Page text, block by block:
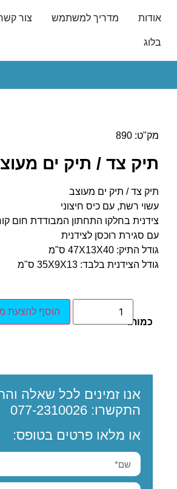
אודות מדריך למשתמש צור
בלוג
מק"ט: 890
תיק צד / תיק ים
תיק צד / תיק ים מעוצב
עשוי רשת, עם כיס חיצוני
צידנית בחלקו התחתון המבודדת חום
עם סגירת רוכסן לצידנית
גודל התיק: 47X13X40 ס"מ
גודל הצידנית בלבד: 35X9X13 ס"מ
כמות:
הוסף להצעת
אנו זמינים לכל שאלה
התקשרו: 077-2310026
או מלאו פרטים בטופס: